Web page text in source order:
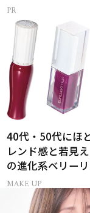
40代・50代にほ
レンド感と若見
の進化系ベリーリ
選
MAKE UP